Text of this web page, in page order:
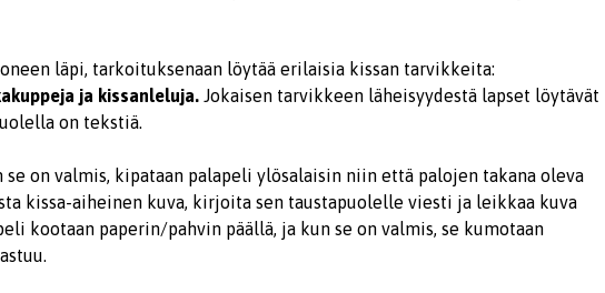
läpi, tarkoituksenaan löytää erilaisia kissan tarvikkeita:
ja kissanleluja. Jokaisen tarvikkeen läheisyydestä lapset löytävät
on tekstiä.
se on valmis, kipataan palapeli ylösalaisin niin että palojen takana oleva
kissa-aiheinen kuva, kirjoita sen taustapuolelle viesti ja leikkaa kuva
kootaan paperin/pahvin päällä, ja kun se on valmis, se kumotaan